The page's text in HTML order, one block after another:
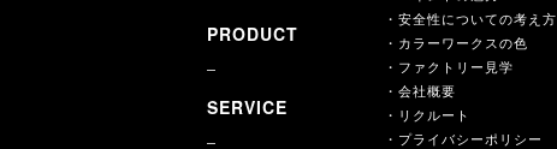
PRODUCT
SERVICE
・安全性についての考え方
・カラーワークスの色
・ファクトリー見学
・会社概要
・リクルート
・プライバシーポリシー